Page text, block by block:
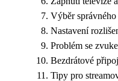
Výběr
Nastavení
Problém se
Bezdrátové
Tipy pro